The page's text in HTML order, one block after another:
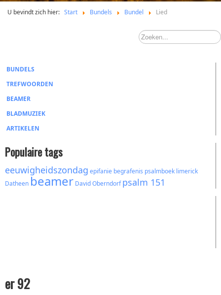
U bevindt zich hier: Start Bundels Bundel Lied
BUNDELS
TREFWOORDEN
BEAMER
BLADMUZIEK
ARTIKELEN
Populaire tags
eeuwigheidszondag epifanie begrafenis psalmboek limerick
Datheen beamer DavidOberndorf psalm 151
er 92